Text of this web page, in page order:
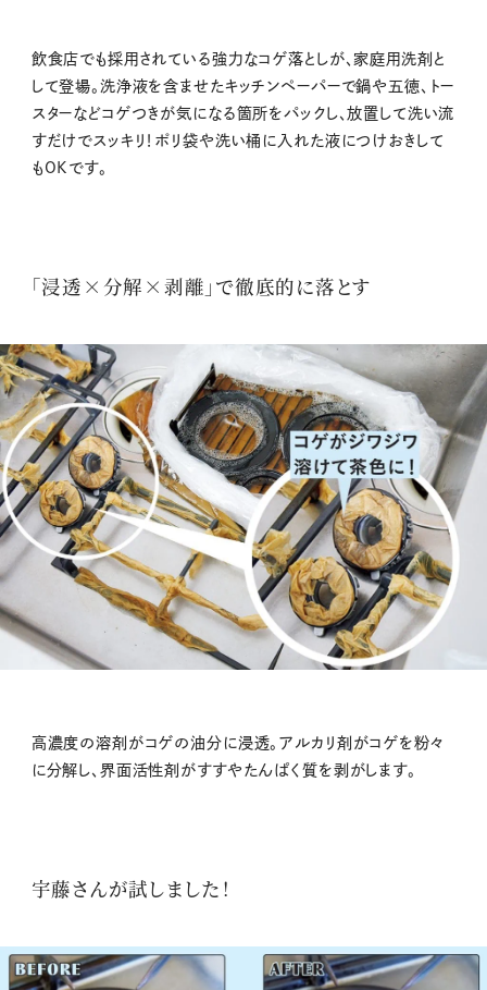
飲食店でも採用されている強力なコゲ落としが、家庭用洗剤と
して登場。洗浄液を含ませたキッチンペーパーで鍋や五徳、トー
スターなどコゲつきが気になる箇所をパックし、放置して洗い流
すだけでスッキリ！ポリ袋や洗い桶に入れた液につけおきして
もOKです。
「浸透×分解×剥離」で徹底的に落とす
高濃度の溶剤がコゲの油分に浸透。アルカリ剤がコゲを粉々
に分解し、界面活性剤がすすやたんぱく質を剥がします。
宇藤さんが試しました！